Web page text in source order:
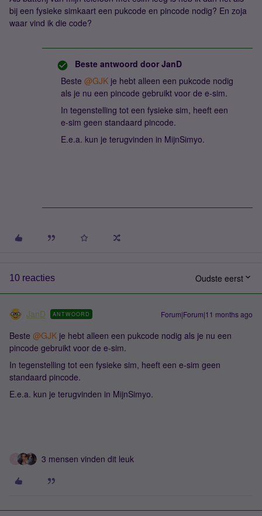
bij een fysieke simkaart een pukcode en pincode nodig? En zoja
waar vind ik die code?
Beste antwoord door JanD
Beste ​ @GJK je hebt alleen een pukcode nodig
als je nu een pincode gebruikt voor de e-sim.
In tegenstelling tot een fysieke sim, heeft een
e-sim geen standaard pincode.
E.e.a. kun je terugvinden in MijnSimyo.
10 reacties Oudste eerst
JanD ANTWOORD Forum|Forum|11 months ago
Beste ​ @GJK je hebt alleen een pukcode nodig als je nu een
pincode gebruikt voor de e-sim.
In tegenstelling tot een fysieke sim, heeft een e-sim geen
standaard pincode.
E.e.a. kun je terugvinden in MijnSimyo.
3 mensen vinden dit leuk